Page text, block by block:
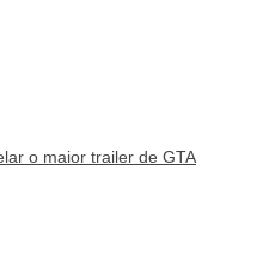
o maior trailer de GTA